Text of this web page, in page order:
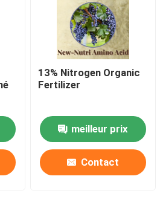
13% Nitrogen Organic
Fertilizer
meilleur prix
Contact